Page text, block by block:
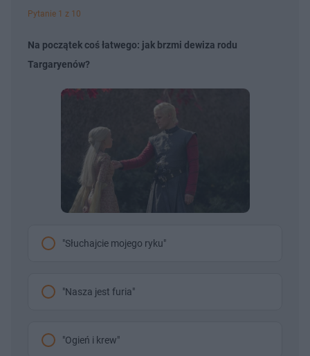
Pytanie 1 z 10
Na początek coś łatwego: jak brzmi dewiza rodu
Targaryenów?
"Słuchajcie mojego ryku"
"Nasza jest furia"
"Ogień i krew"